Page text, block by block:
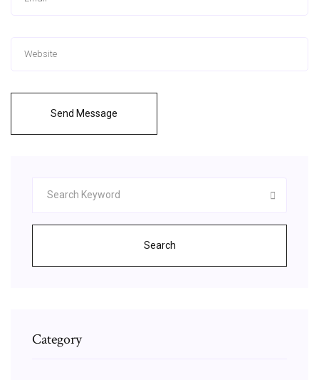
Send Message
Search
Category